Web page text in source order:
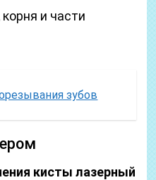
и части
зубов
кисты лазерный